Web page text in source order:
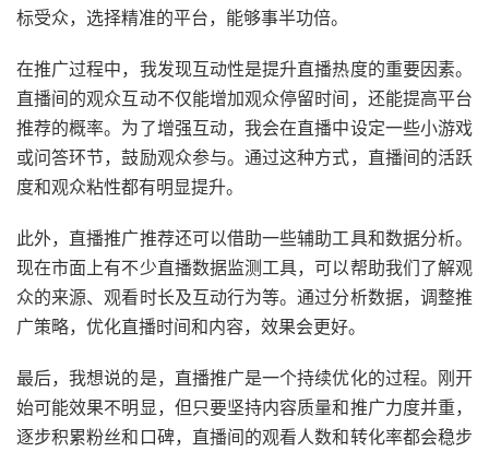
标受众，选择精准的平台，能够事半功倍。
在推广过程中，我发现互动性是提升直播热度的重要因素。
直播间的观众互动不仅能增加观众停留时间，还能提高平台
推荐的概率。为了增强互动，我会在直播中设定一些小游戏
或问答环节，鼓励观众参与。通过这种方式，直播间的活跃
度和观众粘性都有明显提升。
此外，直播推广推荐还可以借助一些辅助工具和数据分析。
现在市面上有不少直播数据监测工具，可以帮助我们了解观
众的来源、观看时长及互动行为等。通过分析数据，调整推
广策略，优化直播时间和内容，效果会更好。
最后，我想说的是，直播推广是一个持续优化的过程。刚开
始可能效果不明显，但只要坚持内容质量和推广力度并重，
逐步积累粉丝和口碑，直播间的观看人数和转化率都会稳步